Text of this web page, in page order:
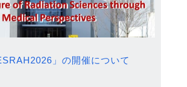
」の開催について